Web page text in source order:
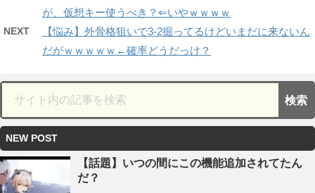
が、仮想キー使うべき？⇐いやｗｗｗｗ
NEXT
【悩み】外骨格狙いで3-2掘ってるけどいまだに来ないん
だがｗｗｗｗｗ←確率どうだっけ？
NEW POST
【話題】いつの間にこの機能追加されてたん
だ？